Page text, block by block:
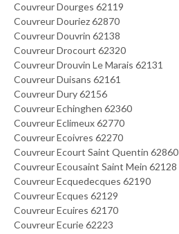
Couvreur Dourges 62119
Couvreur Douriez 62870
Couvreur Douvrin 62138
Couvreur Drocourt 62320
Couvreur Drouvin Le Marais 62131
Couvreur Duisans 62161
Couvreur Dury 62156
Couvreur Echinghen 62360
Couvreur Eclimeux 62770
Couvreur Ecoivres 62270
Couvreur Ecourt Saint Quentin 62860
Couvreur Ecousaint Saint Mein 62128
Couvreur Ecquedecques 62190
Couvreur Ecques 62129
Couvreur Ecuires 62170
Couvreur Ecurie 62223